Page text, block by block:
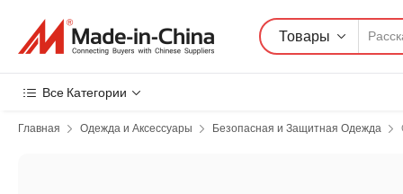
Товары
Все Категории
Главная Одежда и Аксессуары Безопасная и Защитная Одежда